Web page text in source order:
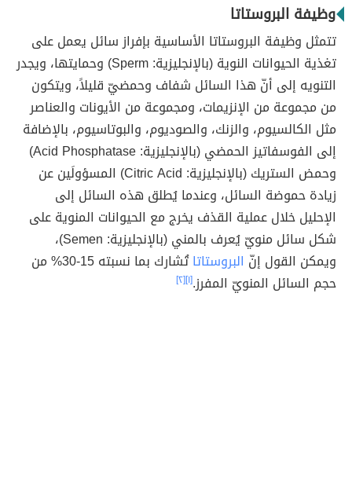
وظيفة البروستاتا
تتمثل وظيفة البروستاتا الأساسية بإفراز سائل يعمل على
تغذية الحيوانات النوية (بالإنجليزية: Sperm) وحمايتها، ويجدر
التنويه إلى أنّ هذا السائل شفاف وحمضيّ قليلاً، ويتكون
من مجموعة من الإنزيمات، ومجموعة من الأيونات والعناصر
مثل الكالسيوم، والزنك، والصوديوم، والبوتاسيوم، بالإضافة
إلى الفوسفاتيز الحمضي (بالإنجليزية: Acid Phosphatase)
وحمض الستريك (بالإنجليزية: Citric Acid) المسؤولَين عن
زيادة حموضة السائل، وعندما يُطلق هذه السائل إلى
الإحليل خلال عملية القذف يخرج مع الحيوانات المنوية على
شكل سائل منويّ يُعرف بالمني (بالإنجليزية: Semen)،
ويمكن القول إنّ البروستاتا
تُشارك بما نسبته 15-30% من
حجم السائل المنويّ المفرز.[١] [٢]